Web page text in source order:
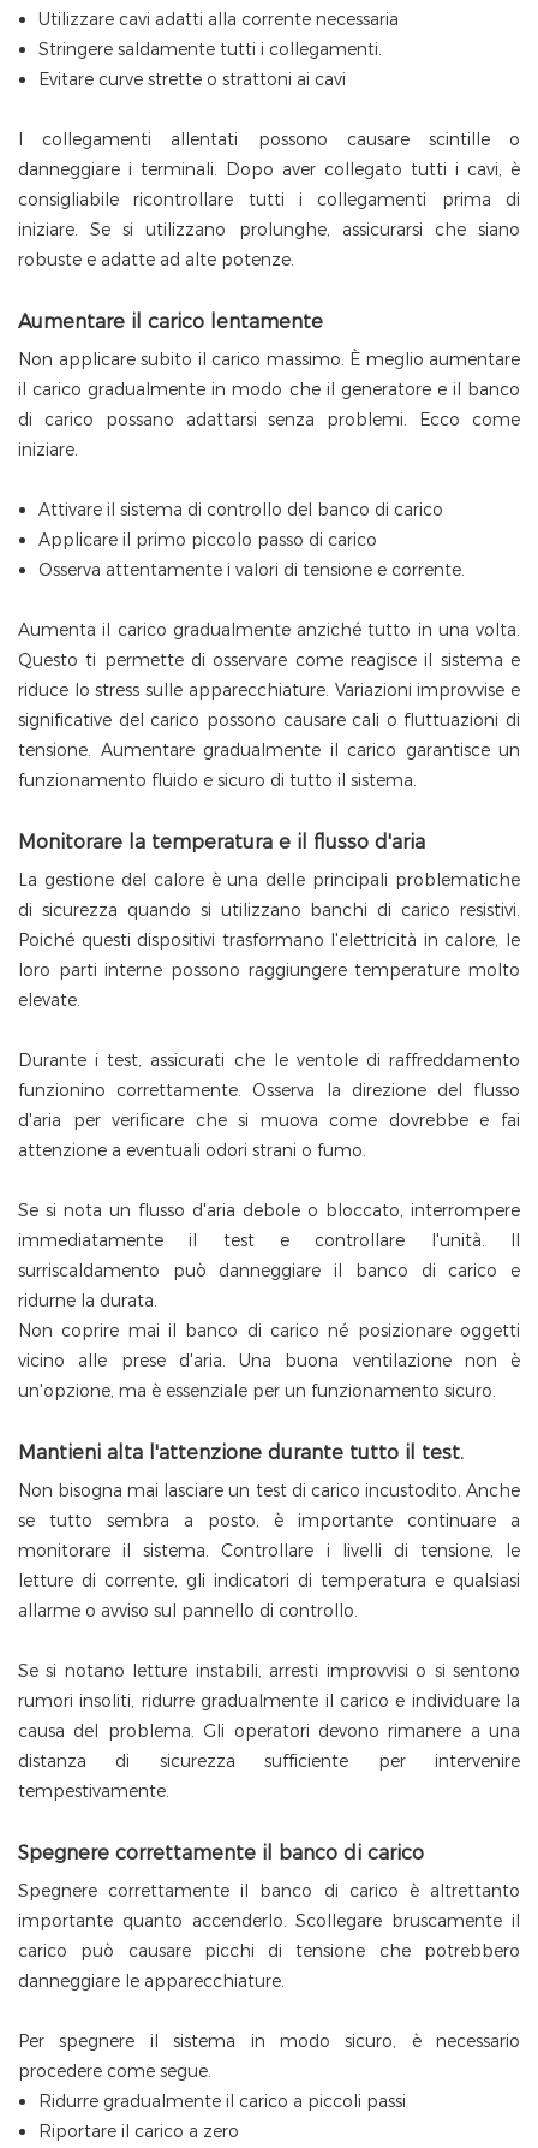
Utilizzare cavi adatti alla corrente necessaria
Stringere saldamente tutti i collegamenti.
Evitare curve strette o strattoni ai cavi
I collegamenti allentati possono causare scintille o
danneggiare i terminali. Dopo aver collegato tutti i cavi, è
consigliabile ricontrollare tutti i collegamenti prima di
iniziare. Se si utilizzano prolunghe, assicurarsi che siano
robuste e adatte ad alte potenze.
Aumentare il carico lentamente
Non applicare subito il carico massimo. È meglio aumentare
il carico gradualmente in modo che il generatore e il banco
di carico possano adattarsi senza problemi. Ecco come
iniziare.
Attivare il sistema di controllo del banco di carico
Applicare il primo piccolo passo di carico
Osserva attentamente i valori di tensione e corrente.
Aumenta il carico gradualmente anziché tutto in una volta.
Questo ti permette di osservare come reagisce il sistema e
riduce lo stress sulle apparecchiature. Variazioni improvvise e
significative del carico possono causare cali o fluttuazioni di
tensione. Aumentare gradualmente il carico garantisce un
funzionamento fluido e sicuro di tutto il sistema.
Monitorare la temperatura e il flusso d'aria
La gestione del calore è una delle principali problematiche
di sicurezza quando si utilizzano banchi di carico resistivi.
Poiché questi dispositivi trasformano l'elettricità in calore, le
loro parti interne possono raggiungere temperature molto
elevate.
Durante i test, assicurati che le ventole di raffreddamento
funzionino correttamente. Osserva la direzione del flusso
d'aria per verificare che si muova come dovrebbe e fai
attenzione a eventuali odori strani o fumo.
Se si nota un flusso d'aria debole o bloccato, interrompere
immediatamente il test e controllare l'unità. Il
surriscaldamento può danneggiare il banco di carico e
ridurne la durata.
Non coprire mai il banco di carico né posizionare oggetti
vicino alle prese d'aria. Una buona ventilazione non è
un'opzione, ma è essenziale per un funzionamento sicuro.
Mantieni alta l'attenzione durante tutto il test.
Non bisogna mai lasciare un test di carico incustodito. Anche
se tutto sembra a posto, è importante continuare a
monitorare il sistema. Controllare i livelli di tensione, le
letture di corrente, gli indicatori di temperatura e qualsiasi
allarme o avviso sul pannello di controllo.
Se si notano letture instabili, arresti improvvisi o si sentono
rumori insoliti, ridurre gradualmente il carico e individuare la
causa del problema. Gli operatori devono rimanere a una
distanza di sicurezza sufficiente per intervenire
tempestivamente.
Spegnere correttamente il banco di carico
Spegnere correttamente il banco di carico è altrettanto
importante quanto accenderlo. Scollegare bruscamente il
carico può causare picchi di tensione che potrebbero
danneggiare le apparecchiature.
Per spegnere il sistema in modo sicuro, è necessario
procedere come segue.
Ridurre gradualmente il carico a piccoli passi
Riportare il carico a zero